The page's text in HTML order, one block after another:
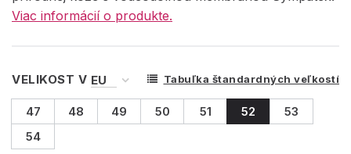
Viac informácií o produkte.
VELIKOST V Tabuľka štandardných veľkostí
47 48 49 50 51 52
53
54